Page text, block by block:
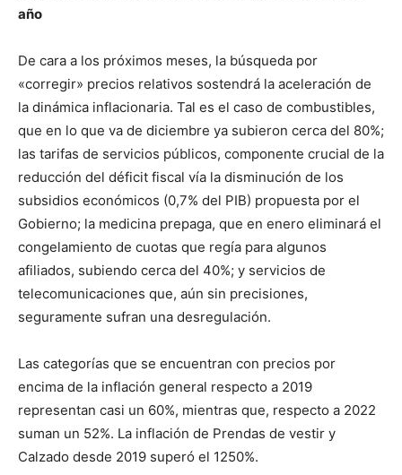
año
De cara a los próximos meses, la búsqueda por
«corregir» precios relativos sostendrá la aceleración de
la dinámica inflacionaria. Tal es el caso de combustibles,
que en lo que va de diciembre ya subieron cerca del 80%;
las tarifas de servicios públicos, componente crucial de la
reducción del déficit fiscal vía la disminución de los
subsidios económicos (0,7% del PIB) propuesta por el
Gobierno; la medicina prepaga, que en enero eliminará el
congelamiento de cuotas que regía para algunos
afiliados, subiendo cerca del 40%; y servicios de
telecomunicaciones que, aún sin precisiones,
seguramente sufran una desregulación.
Las categorías que se encuentran con precios por
encima de la inflación general respecto a 2019
representan casi un 60%, mientras que, respecto a 2022
suman un 52%. La inflación de Prendas de vestir y
Calzado desde 2019 superó el 1250%.